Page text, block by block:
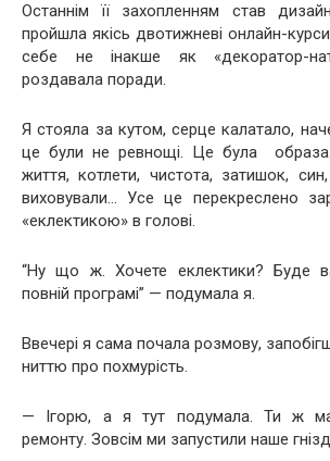
Останнім її захопленням став дизайн
пройшла якісь двотижневі онлайн-
себе не інакше як «декоратор-
роздавала поради.
Я стояла за кутом, серце калатало,
це були не ревнощі. Це була
життя, котлети, чистота, затишок,
виховували… Усе це перекреслено
«еклектикою» в голові.
“Ну що ж. Хочете еклектики? Буде
повній програмі” — подумала я.
Ввечері я сама почала розмову,
ниттю про похмурість.
— Ігорю, а я тут подумала. Ти ж
ремонту. Зовсім ми запустили наше